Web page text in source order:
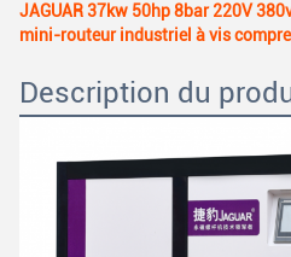
JAGUAR 37kw 50hp 8bar 220V
mini-routeur industriel à vis
Description du